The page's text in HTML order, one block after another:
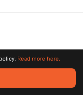
All trademarks
Read more here.